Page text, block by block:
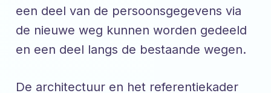
een deel van de persoonsgegevens via
de nieuwe weg kunnen worden gedeeld
en een deel langs de bestaande wegen.
De architectuur en het referentiekader